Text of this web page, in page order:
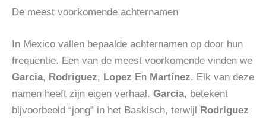
De meest voorkomende achternamen
In Mexico vallen bepaalde achternamen op door hun
frequentie. Een van de meest voorkomende vinden we
Garcia, Rodriguez, Lopez En Martínez. Elk van deze
namen heeft zijn eigen verhaal. Garcia, betekent
bijvoorbeeld “jong” in het Baskisch, terwijl Rodriguez